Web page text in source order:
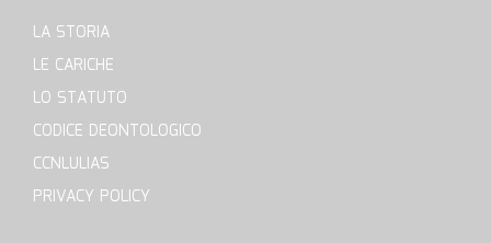
LA STORIA
LE CARICHE
LO STATUTO
CODICE DEONTOLOGICO
CCNLULIAS
PRIVACY POLICY